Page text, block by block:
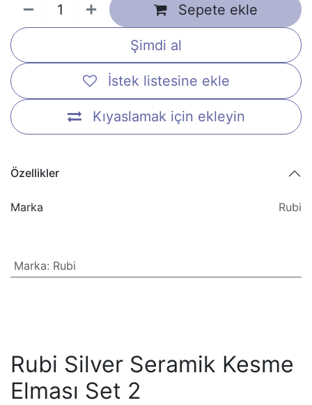
Sepete ekle
Şimdi al
Kıyaslamak için ekleyin
İstek listesine ekle
Özellikler
Marka Rubi
Marka: Rubi
Rubi Silver Seramik Kesme
Elması Set 2